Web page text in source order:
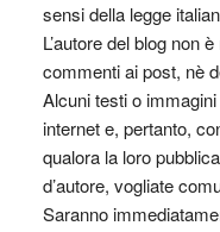
sensi della legge
L’autore del blog non
commenti ai post, nè
Alcuni testi o
internet e, pertanto,
qualora la loro
d’autore, vogliate
Saranno